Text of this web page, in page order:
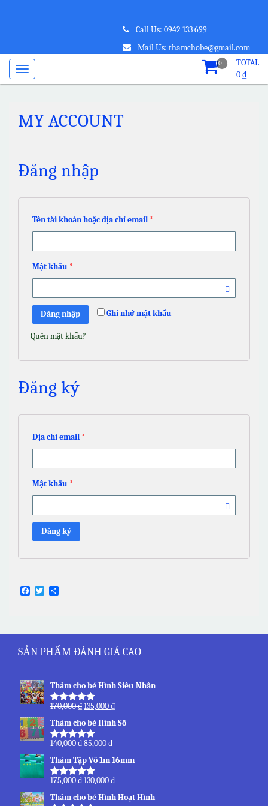
Call Us: 0942 133 699
Mail Us: thamchobe@gmail.com
0
TOTAL
0₫
MY ACCOUNT
Đăng nhập
Tên tài khoản hoặc địa chỉ email *
Mật khẩu *
Ghi nhớ mật khẩu
Đăng nhập
Quên mật khẩu?
Đăng ký
Địa chỉ email *
Mật khẩu *
Đăng ký
Facebook
Twitter
SẢN PHẨM ĐÁNH GIÁ CAO
Thảm cho bé Hình Siêu Nhân
Được xếp
sao
170,000₫135,000₫
Thảm cho bé Hình Số
Được xếp
sao
140,000₫85,000₫
Thảm Tập Võ 1m 16mm
Được xếp
sao
175,000₫130,000₫
Thảm cho bé Hình Hoạt Hình